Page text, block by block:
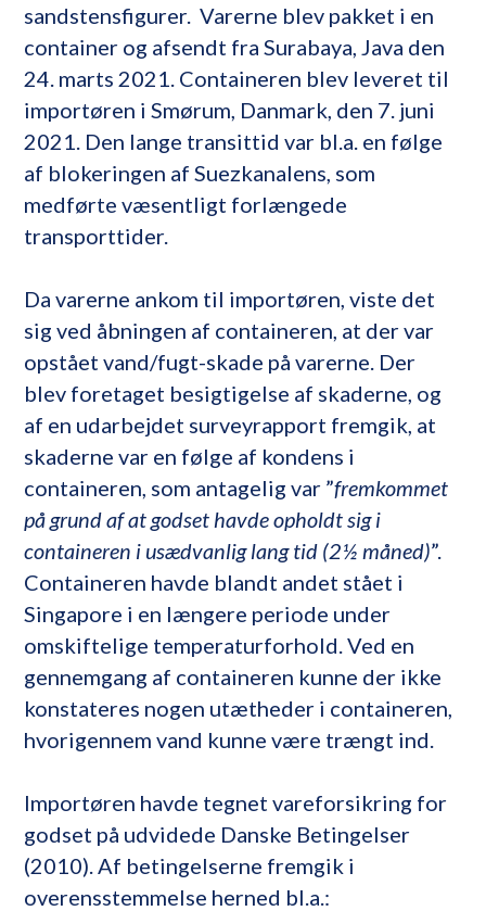
sandstensfigurer. Varerne blev pakket i en
container og afsendt fra Surabaya, Java den
24. marts 2021. Containeren blev leveret til
importøren i Smørum, Danmark, den 7. juni
2021. Den lange transittid var bl.a. en følge
af blokeringen af Suezkanalens, som
medførte væsentligt forlængede
transporttider.
Da varerne ankom til importøren, viste det
sig ved åbningen af containeren, at der var
opstået vand/fugt-skade på varerne. Der
blev foretaget besigtigelse af skaderne, og
af en udarbejdet surveyrapport fremgik, at
skaderne var en følge af kondens i
containeren, som antagelig var ”fremkommet
på grund af at godset havde opholdt sig i
containeren i usædvanlig lang tid (2½ måned)”.
Containeren havde blandt andet stået i
Singapore i en længere periode under
omskiftelige temperaturforhold. Ved en
gennemgang af containeren kunne der ikke
konstateres nogen utætheder i containeren,
hvorigennem vand kunne være trængt ind.
Importøren havde tegnet vareforsikring for
godset på udvidede Danske Betingelser
(2010). Af betingelserne fremgik i
overensstemmelse herned bl.a.: